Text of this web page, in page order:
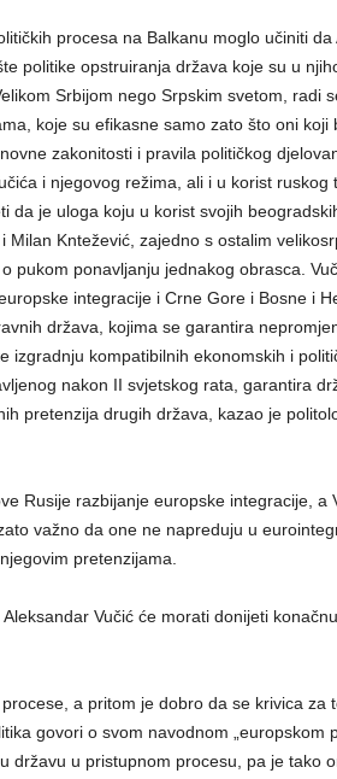
procesa na Balkanu moglo učiniti da
politike opstruiranja država koje su u
Srbijom nego Srpskim svetom, radi
koje su efikasne samo zato što oni koji
zakonitosti i pravila političkog
i njegovog režima, ali i u korist ruskog
da je uloga koju u korist svojih
Milan Kntežević, zajedno s ostalim
pukom ponavljanju jednakog obrasca.
integracije i Crne Gore i Bosne i
država, kojima se garantira
izgradnju kompatibilnih ekonomskih i
nakon II svjetskog rata, garantira
pretenzija drugih država, kazao je
Rusije razbijanje europske integracije, a
važno da one ne napreduju u
pretenzijama.
Vučić će morati donijeti
a pritom je dobro da se krivica za
govori o svom navodnom „europskom
državu u pristupnom procesu, pa je tako